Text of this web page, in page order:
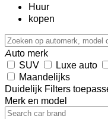
Huur
kopen
Auto merk
SUV
Luxe auto
Maandelijks
Duidelijk Filters
Merk en model